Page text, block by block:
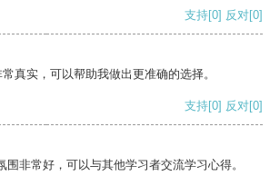
支持[0] 反对[0]
真实，可以帮助我做出更准确的选择。
支持[0] 反对[0]
围非常好，可以与其他学习者交流学习心得。